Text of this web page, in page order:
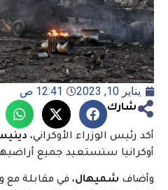
يناير 10, 2023 12:41 ص
شارك
أكد رئيس الوزراء الأوكراني،
أوكرانيا ستستعيد جميع
وأضاف شميهال، في مقابلة مع